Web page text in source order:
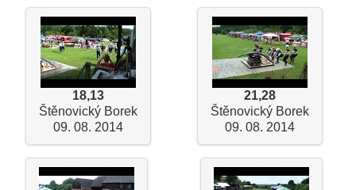
18,13
Štěnovický Borek
09. 08. 2014
21,28
Štěnovický Borek
09. 08. 2014